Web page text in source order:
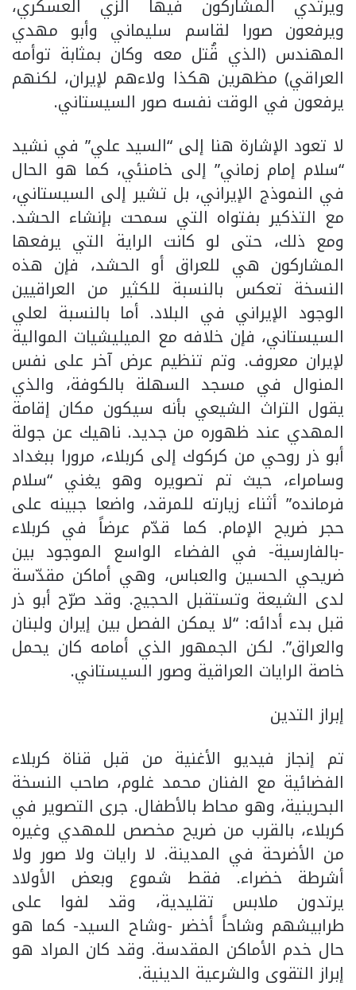
ويرتدي المشاركون فيها الزي العسكري،
ويرفعون صورا لقاسم سليماني وأبو مهدي
المهندس (الذي قُتل معه وكان بمثابة توأمه
العراقي) مظهرين هكذا ولاءهم لإيران، لكنهم
يرفعون في الوقت نفسه صور السيستاني.
لا تعود الإشارة هنا إلى “السيد علي” في نشيد
“سلام إمام زماني” إلى خامنئي، كما هو الحال
في النموذج الإيراني، بل تشير إلى السيستاني،
مع التذكير بفتواه التي سمحت بإنشاء الحشد.
ومع ذلك، حتى لو كانت الراية التي يرفعها
المشاركون هي للعراق أو الحشد، فإن هذه
النسخة تعكس بالنسبة للكثير من العراقيين
الوجود الإيراني في البلاد. أما بالنسبة لعلي
السيستاني، فإن خلافه مع الميليشيات الموالية
لإيران معروف. وتم تنظيم عرض آخر على نفس
المنوال في مسجد السهلة بالكوفة، والذي
يقول التراث الشيعي بأنه سيكون مكان إقامة
المهدي عند ظهوره من جديد. ناهيك عن جولة
أبو ذر روحي من كركوك إلى كربلاء، مرورا ببغداد
وسامراء، حيث تم تصويره وهو يغني “سلام
فرمانده” أثناء زيارته للمرقد، واضعا جبينه على
حجر ضريح الإمام. كما قدّم عرضاً في كربلاء
-بالفارسية- في الفضاء الواسع الموجود بين
ضريحي الحسين والعباس، وهي أماكن مقدّسة
لدى الشيعة وتستقبل الحجيج. وقد صرّح أبو ذر
قبل بدء أدائه: “لا يمكن الفصل بين إيران ولبنان
والعراق”. لكن الجمهور الذي أمامه كان يحمل
خاصة الرايات العراقية وصور السيستاني.
إبراز التدين
تم إنجاز فيديو الأغنية من قبل قناة كربلاء
الفضائية مع الفنان محمد غلوم، صاحب النسخة
البحرينية، وهو محاط بالأطفال. جرى التصوير في
كربلاء، بالقرب من ضريح مخصص للمهدي وغيره
من الأضرحة في المدينة. لا رايات ولا صور ولا
أشرطة خضراء. فقط شموع وبعض الأولاد
يرتدون ملابس تقليدية، وقد لفوا على
طرابيشهم وشاحاً أخضر -وشاح السيد- كما هو
حال خدم الأماكن المقدسة. وقد كان المراد هو
إبراز التقوى والشرعية الدينية.